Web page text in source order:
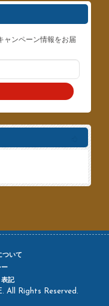
ャンペーン情報をお届
ついて
ー
表記
All Rights Reserved.